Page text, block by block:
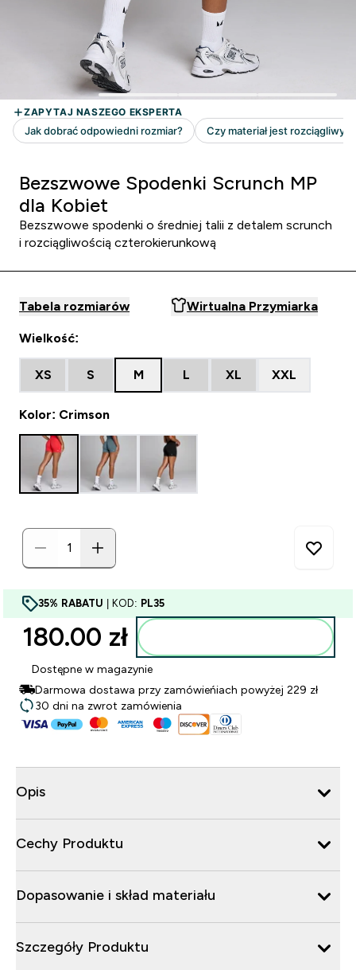
Bezszwowe Spodenki Scrunch MP
dla Kobiet
Bezszwowe spodenki o średniej talii z detalem scrunch
i rozciągliwością czterokierunkową
Tabela rozmiarów Wirtualna Przymiarka
Wielkość:
XS S M L XL XXL
Kolor: Crimson
35% RABATU | KOD: PL35
180.00 zł‎
Dostępne w magazynie
Darmowa dostawa przy zamówieńiach powyżej 229 zł
30 dni na zwrot zamówienia
Opis
Cechy Produktu
Dopasowanie i skład materiału
Szczegóły Produktu